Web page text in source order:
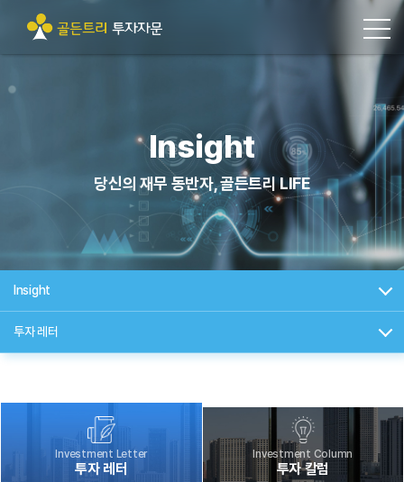
Insight
당신의 재무 동반자, 골든트리 LIFE
Insight
투자 레터
Investment Letter
투자 레터
Investment Column
투자 칼럼